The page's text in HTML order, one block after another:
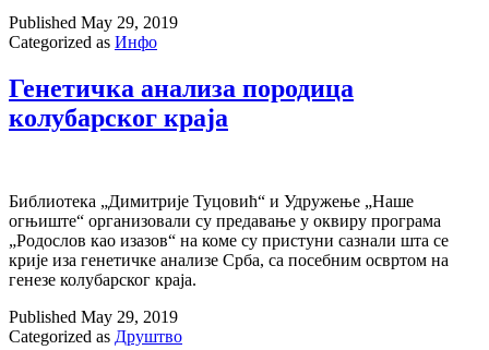
Published May 29, 2019
Categorized as Инфо
Генетичка анализа породица
колубарског краја
Библиотека „Димитрије Туцовић“ и Удружење „Наше
огњиште“ организовали су предавање у оквиру програма
„Родослов као изазов“ на коме су пристуни сазнали шта се
крије иза генетичке анализе Срба, са посебним освртом на
генезе колубарског краја.
Published May 29, 2019
Categorized as Друштво